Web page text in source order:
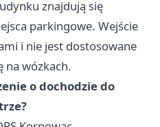
znajdują się
parkingowe. Wejście
i nie jest dostosowane
na wózkach.
o dochodzie do